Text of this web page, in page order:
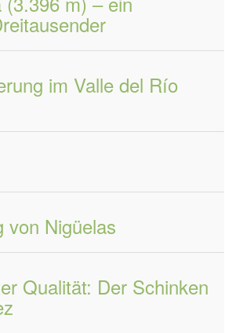
im Valle del Río
von Nigüelas
Qualität: Der Schinken